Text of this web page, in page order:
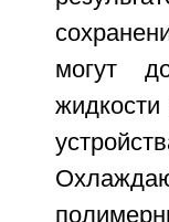
могут